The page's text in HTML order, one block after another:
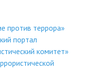
против террора»
портал
комитет»